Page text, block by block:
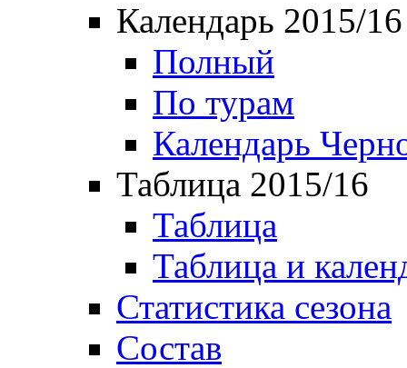
Календарь 2015/16
Полный
По турам
Календарь
Таблица 2015/16
Таблица
Таблица и
Статистика сезона
Состав